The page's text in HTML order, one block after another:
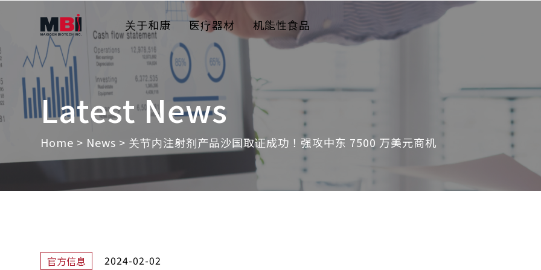
关于和康 医疗器材 机能性食品
Latest News
Home > News > 关节内注射剂产品沙国取证成功！强攻中东 7500 万美元商机
官方信息 2024-02-02